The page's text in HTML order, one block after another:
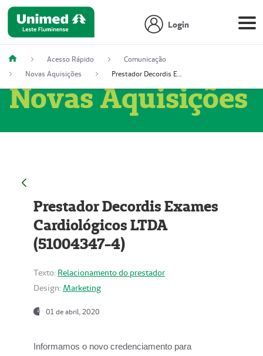
Login
Acesso Rápido
Comunicação
Novas Aquisições
Prestador Decordis Exames Cardiológicos LTDA (51004347-4)
Novas Aquisições
Prestador Decordis Exames
Cardiológicos LTDA
(51004347-4)
Texto: Relacionamento do prestador
Design: Marketing
01 de abril, 2020
Informamos o novo credenciamento para